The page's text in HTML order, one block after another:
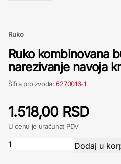
Ruko
Ruko kombinovana
narezivanje navoja
Šifra proizvoda:6270016-1
1.518,00 RSD
U cenu je uračunat PDV